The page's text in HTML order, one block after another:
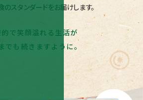
のスタンダードをお届けします。
で笑顔溢れる生活が
でも続きますように。